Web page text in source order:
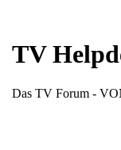
TV
Das TV Forum -